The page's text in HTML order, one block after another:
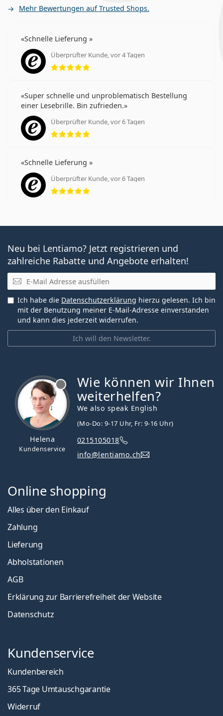
Mehr Bewertungen auf Trusted Shops.
Schnelle Lieferung
Überprüfter Kunde, vor 4 Tagen
Bewertung 5 aus 5
Super schnelle und unproblematisch Bestellung
einer Lesebrille. Bin zufrieden.
Überprüfter Kunde, vor 6 Tagen
Bewertung 5 aus 5
Schnelle Lieferung
Überprüfter Kunde, vor 6 Tagen
Bewertung 5 aus 5
Neu bei Lentiamo? Jetzt registrieren und
zahlreiche Rabatte und Angebote erhalten!
E-Mail
Ich will den Newsletter.
Ich habe die Datenschutzerklärung hierzu gelesen. Ich bin
mit der Benutzung meiner E-Mail-Adresse einverstanden
und kann dies jederzeit widerrufen.
Helena
Kundenservice
Wie können wir Ihnen
weiterhelfen?
We also speak English
(Mo-Do: 9-17 Uhr, Fr: 9-16 Uhr)
0215105018
info@lentiamo.ch
Online shopping
Alles über den Einkauf
Zahlung
Lieferung
Abholstationen
AGB
Erklärung zur Barrierefreiheit der Website
Datenschutz
Kundenservice
Kundenbereich
365 Tage Umtauschgarantie
Widerruf